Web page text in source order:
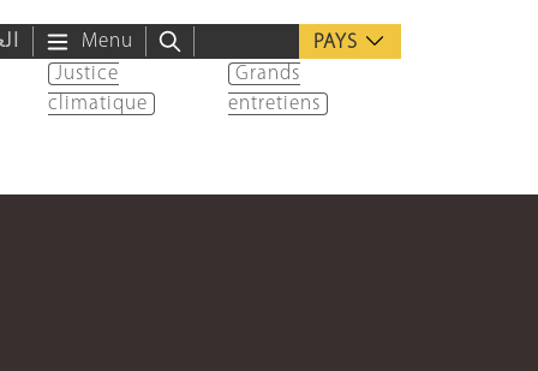
Menu
PAYS
Justice
climatique
Grands
entretiens